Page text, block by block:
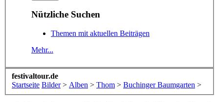
Nützliche Suchen
Themen mit aktuellen Beiträgen
Mehr...
festivaltour.de
Startseite Bilder > Alben > Thom > Buchinger Baumgarten >